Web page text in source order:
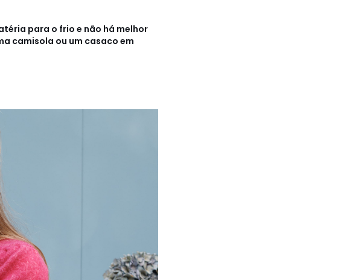
para o frio e não há melhor
camisola ou um casaco em